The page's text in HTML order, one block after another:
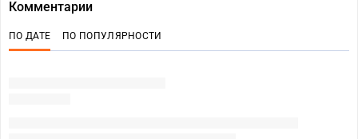
Комментарии
ПО ДАТЕ ПО ПОПУЛЯРНОСТИ